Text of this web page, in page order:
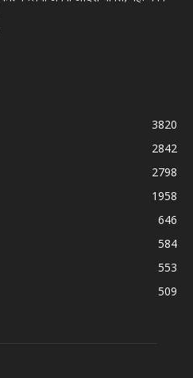
3820
2842
2798
1958
646
584
553
509